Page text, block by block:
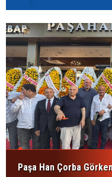
Paşa Han Çorba